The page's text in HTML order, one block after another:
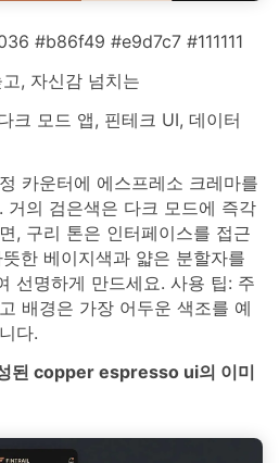
#b86f49 #e9d7c7 #111111
, 자신감 넘치는
크 모드 앱, 핀테크 UI, 데이터
카운터에 에스프레소 크레마를
거의 검은색은 다크 모드에 즉각
, 구리 톤은 인터페이스를 접근
한 베이지색과 얇은 분할자를
선명하게 만드세요. 사용 팁: 주
배경은 가장 어두운 색조를 예
다.
된 copper espresso ui의 이미